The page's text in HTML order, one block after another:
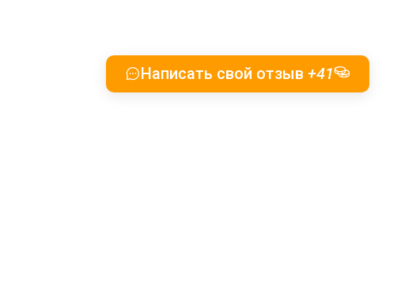
Написать свой отзыв +41